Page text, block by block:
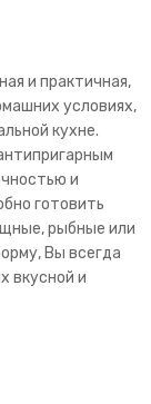
и практичная,
условиях,
кухне.
и
готовить
рыбные или
Вы всегда
вкусной и